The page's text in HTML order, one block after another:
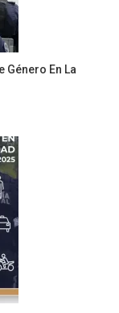
Género En La